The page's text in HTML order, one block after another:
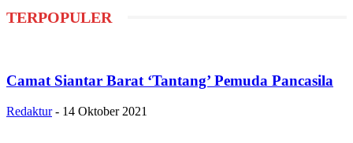
TERPOPULER
Camat Siantar Barat ‘Tantang’ Pemuda Pancasila
Redaktur - 14 Oktober 2021